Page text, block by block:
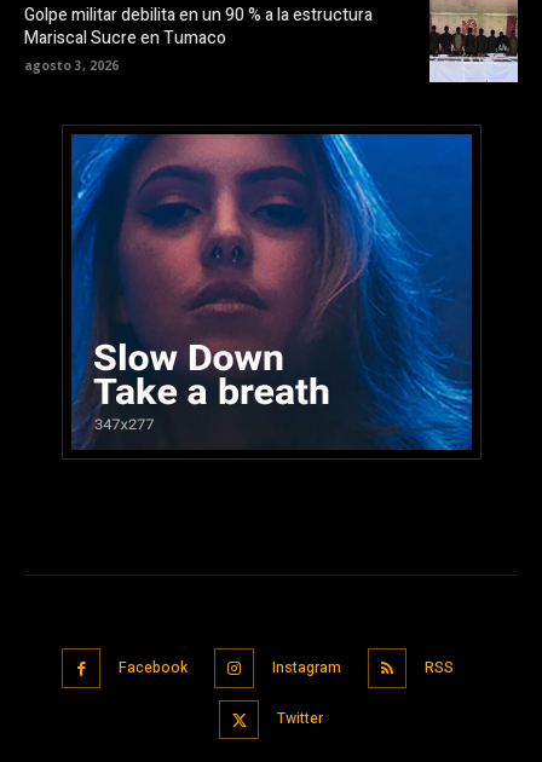
Golpe militar debilita en un 90 % a la estructura
Mariscal Sucre en Tumaco
agosto 3, 2026
Facebook Instagram RSS
Twitter